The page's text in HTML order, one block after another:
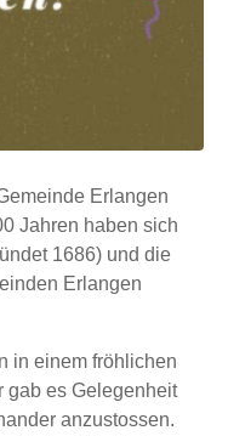
Erlangen
Jahren haben sich
1686) und die
Erlangen
in einem fröhlichen
gab es Gelegenheit
anzustossen.